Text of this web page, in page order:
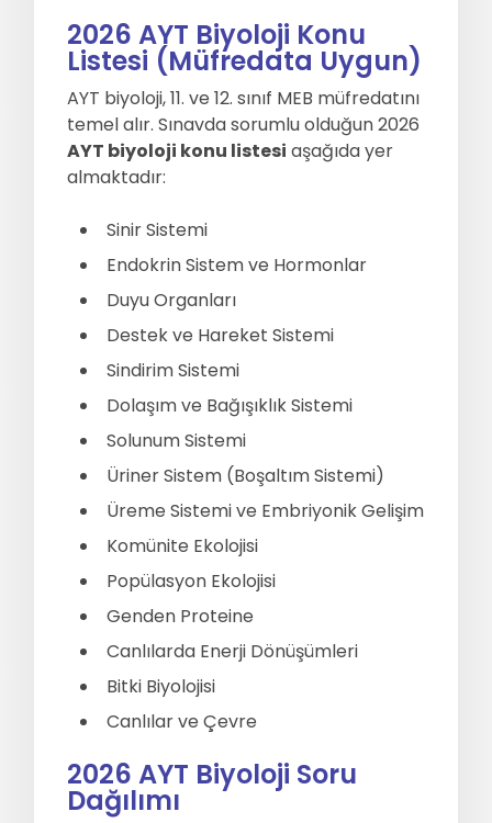
2026 AYT Biyoloji Konu
Listesi (Müfredata Uygun)
AYT biyoloji, 11. ve 12. sınıf MEB müfredatını
temel alır. Sınavda sorumlu olduğun 2026
AYT biyoloji konu listesi aşağıda yer
almaktadır:
Sinir Sistemi
Endokrin Sistem ve Hormonlar
Duyu Organları
Destek ve Hareket Sistemi
Sindirim Sistemi
Dolaşım ve Bağışıklık Sistemi
Solunum Sistemi
Üriner Sistem (Boşaltım Sistemi)
Üreme Sistemi ve Embriyonik Gelişim
Komünite Ekolojisi
Popülasyon Ekolojisi
Genden Proteine
Canlılarda Enerji Dönüşümleri
Bitki Biyolojisi
Canlılar ve Çevre
2026 AYT Biyoloji Soru
Dağılımı